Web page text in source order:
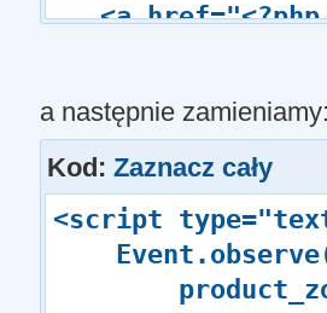
<a href="<?php
a następnie
Kod:Zaznacz cały
<script
product_zoom